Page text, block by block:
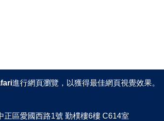
進行網頁瀏覽，以獲得最佳網頁視覺效果。
正區愛國西路1號 勤樸樓6樓 C614室